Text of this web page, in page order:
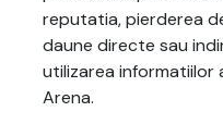
reputatia, pierderea
daune directe sau
utilizarea informatiilor
Arena.